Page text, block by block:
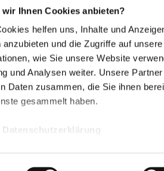
wir Ihnen Cookies anbieten?
helfen uns, Inhalte und
anzubieten und die Zugriffe auf
wie Sie unsere Website
und Analysen weiter. Unsere
Daten zusammen, die Sie ihnen
gesammelt haben.
Datenschutzerklärung
Natürliche